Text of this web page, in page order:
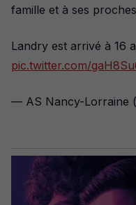
famille et à ses
Landry est arrivé à 16
pic.twitter.com/
— AS Nancy-Lorraine